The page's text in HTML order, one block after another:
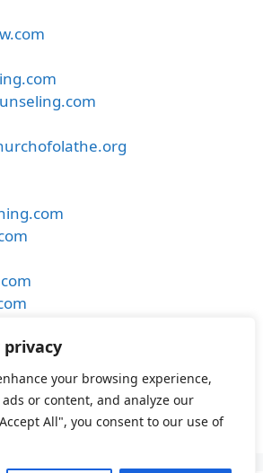
privacy
your browsing experience,
or content, and analyze our
All", you consent to our use of